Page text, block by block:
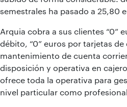
semestrales ha pasado a 25,80
Arquia cobra a sus clientes “0”
débito, “0” euros por tarjetas
mantenimiento de cuenta
disposición y operativa en
ofrece toda la operativa para
nivel particular como